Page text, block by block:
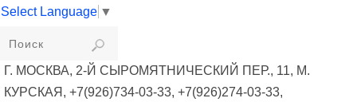
Select Language ▼
VIKIVISA
Г. МОСКВА, 2-Й СЫРОМЯТНИЧЕСКИЙ ПЕР., 11, М.
КУРСКАЯ, +7(926)734-03-33, +7(926)274-03-33,